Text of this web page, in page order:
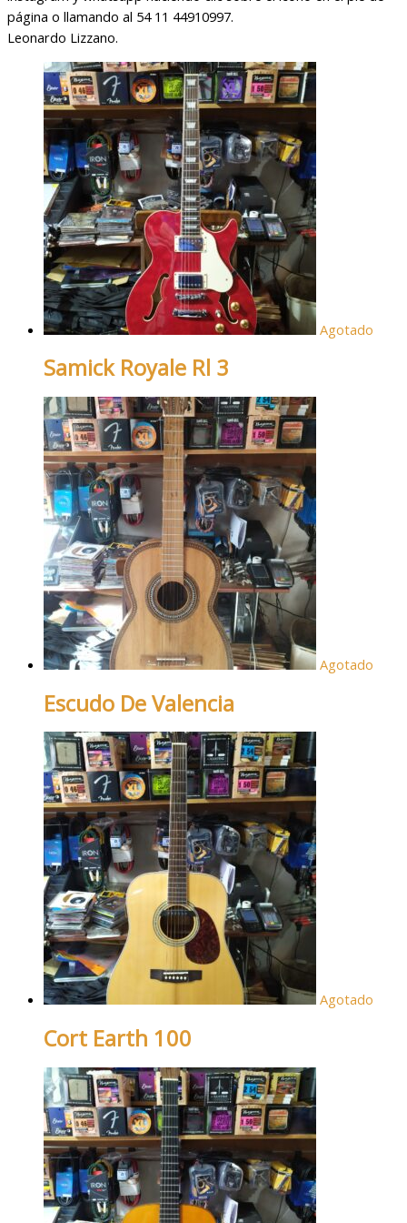
página o llamando al 54 11 44910997.
Leonardo Lizzano.
Agotado
Samick Royale Rl 3
Agotado
Escudo De Valencia
Agotado
Cort Earth 100